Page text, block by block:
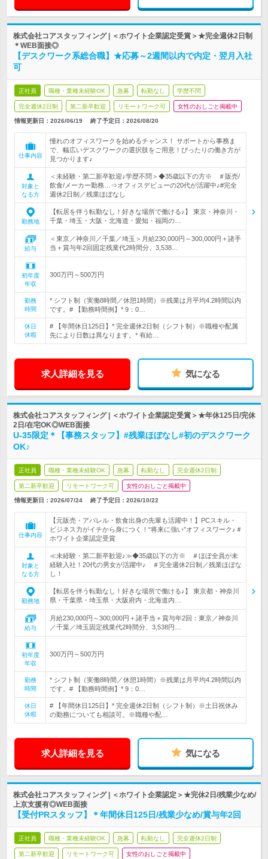
株式会社コアスタッフィング | ＜ホワイト企業認定受賞＞★完全週休2日制
＊WEB面接◎
【デスクワーク系総合職】★応募～2週間以内で内定・翌月入社
可
正社員 職種・業種未経験OK 急募 転勤なし 学歴不問
完全週休2日制 第二新卒歓迎 リモートワーク可 女性のおしごと掲載中
情報更新日：2026/06/19 終了予定日： 2026/08/20
仕事内容
憧れのオフィスワークを始めるチャンス！ サポートから事務ま
で、幅広いデスクワークの選択肢をご用意！ぴったりの働き方が
見つかります♪
対象と
なる方
＜未経験・第二新卒歓迎♪学歴不問＞◆35歳以下の方※ ＃販売/
飲食/メーカー勤務…⇒オフィスデビューの20代が活躍中♪#完全
週休2日制／残業ほぼなし
勤務地
【転居を伴う転勤なし！好きな場所で働ける♪】 東京・神奈川・
千葉・埼玉・大阪・北海道・愛知・福岡の…
給与
＜東京／神奈川／千葉／埼玉＞月給230,000円～300,000円＋諸手
当＋賞与年2回固定残業代2時間分、3,538…
初年度
年収
300万円～500万円
勤務
時間
* シフト制（実働8時間／休憩1時間）※残業は月平均4.2時間以内
です。# 【勤務時間例】* 9：0…
休日
休暇
# 【年間休日125日】* 完全週休2日制（シフト制）※職種や配属
先により日数は異なります。* 有給…
求人詳細を見る 気になる
株式会社コアスタッフィング | ＜ホワイト企業認定受賞＞★年休125日/完休
2日/在宅OK◎WEB面接
U-35限定＊【事務スタッフ】#残業ほぼなし#初のデスクワーク
OK♪
正社員 職種・業種未経験OK 急募 転勤なし 完全週休2日制
第二新卒歓迎 リモートワーク可 女性のおしごと掲載中
情報更新日：2026/07/24 終了予定日： 2026/10/22
仕事内容
【元販売・アパレル・飲食出身の先輩も活躍中！】PCスキル・
ビジネス力がイチから身につく！“将来に強い”オフィスワーク♪＃
ホワイト企業認定受賞
対象と
なる方
≪未経験・第二新卒歓迎♪≫◆35歳以下の方※ ＃ほぼ全員が未
経験入社！20代の男女が活躍中♪ ＃完全週休2日制／残業ほぼな
し！
勤務地
【転居を伴う転勤なし！好きな場所で働ける♪】 東京都・神奈川
県・千葉県・埼玉県・大阪府内・北海道内…
給与
月給230,000円～300,000円＋諸手当＋賞与年2回：東京／神奈川
／千葉／埼玉固定残業代2時間分、3,538円…
初年度
年収
300万円～500万円
勤務
時間
* シフト制（実働8時間／休憩1時間）※残業は月平均4.2時間以内
です。# 【勤務時間例】* 9：0…
休日
休暇
# 【年間休日125日】* 完全週休2日制（シフト制）※土日祝休み
の勤務についても相談可。※職種や配…
求人詳細を見る 気になる
株式会社コアスタッフィング | ＜ホワイト企業認定＞★完休2日/残業少なめ/
上京支援有◎WEB面接
【受付PRスタッフ】＊年間休日125日/残業少なめ/賞与年2回
正社員 職種・業種未経験OK 急募 転勤なし 完全週休2日制
第二新卒歓迎 リモートワーク可 女性のおしごと掲載中